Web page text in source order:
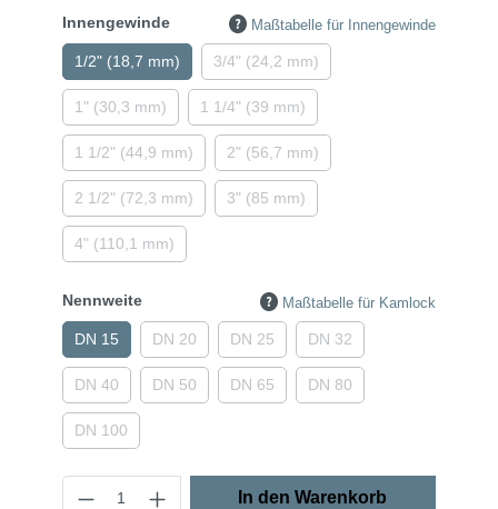
Innengewinde Maßtabelle für Innengewinde
1/2" (18,7 mm) 3/4" (24,2 mm)
1" (30,3 mm) 1 1/4" (39 mm)
1 1/2" (44,9 mm) 2" (56,7 mm)
2 1/2" (72,3 mm) 3" (85 mm)
4" (110,1 mm)
Nennweite Maßtabelle für Kamlock
DN 15 DN 20 DN 25 DN 32
DN 40 DN 50 DN 65 DN 80
DN 100
In den Warenkorb